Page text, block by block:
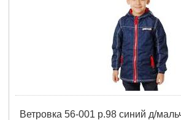
Ветровка 56-001 р.98 синий д/